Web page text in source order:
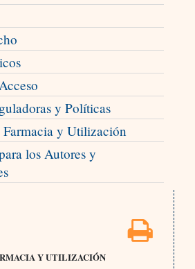
y Políticas
Farmacia y Utilización
los Autores y
Y UTILIZACIÓN